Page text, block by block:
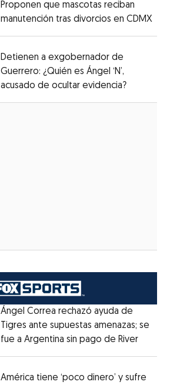
Proponen que mascotas reciban
manutención tras divorcios en CDMX
Detienen a exgobernador de
Guerrero: ¿Quién es Ángel ‘N’,
acusado de ocultar evidencia?
Ángel Correa rechazó ayuda de
Tigres ante supuestas amenazas; se
fue a Argentina sin pago de RiverOpens
América tiene ‘poco dinero’ y sufre